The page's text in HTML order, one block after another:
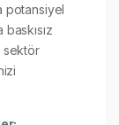
potansiyel
sektör